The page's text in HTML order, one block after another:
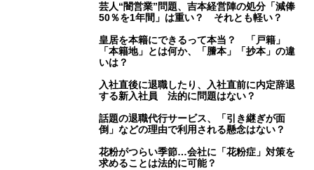
芸人“闇営業”問題、吉本経営陣の処分「減俸
50％を1年間」は重い？ それとも軽い？
皇居を本籍にできるって本当？ 「戸籍」
「本籍地」とは何か、「謄本」「抄本」の違
いは？
入社直後に退職したり、入社直前に内定辞退
する新入社員 法的に問題はない？
話題の退職代行サービス、「引き継ぎが面
倒」などの理由で利用される懸念はない？
花粉がつらい季節…会社に「花粉症」対策を
求めることは法的に可能？